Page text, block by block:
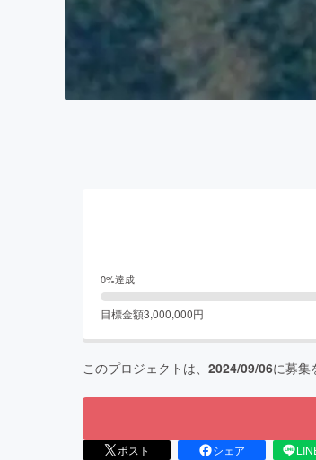
0%達成
目標金額3,000,000円
このプロジェクトは、 2024/09/06に募集
ポスト シェア